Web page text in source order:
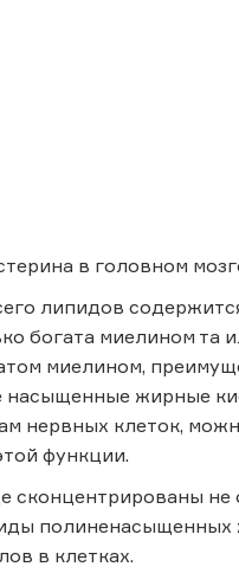
в головном
липидов
богата миелином та
миелином,
жирные
нервных клеток,
функции.
сконцентрированы не
полиненасыщенных
в клетках.